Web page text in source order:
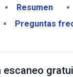
Resumen
Preguntas
escaneo